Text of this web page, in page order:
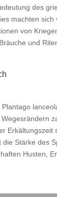
des
machten
von
und
Plantago
Erkältungszeit
die Stärke des
Husten,